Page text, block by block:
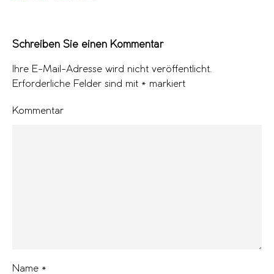
Schreiben Sie einen Kommentar
Ihre E-Mail-Adresse wird nicht veröffentlicht.
Erforderliche Felder sind mit * markiert
Kommentar
Name *